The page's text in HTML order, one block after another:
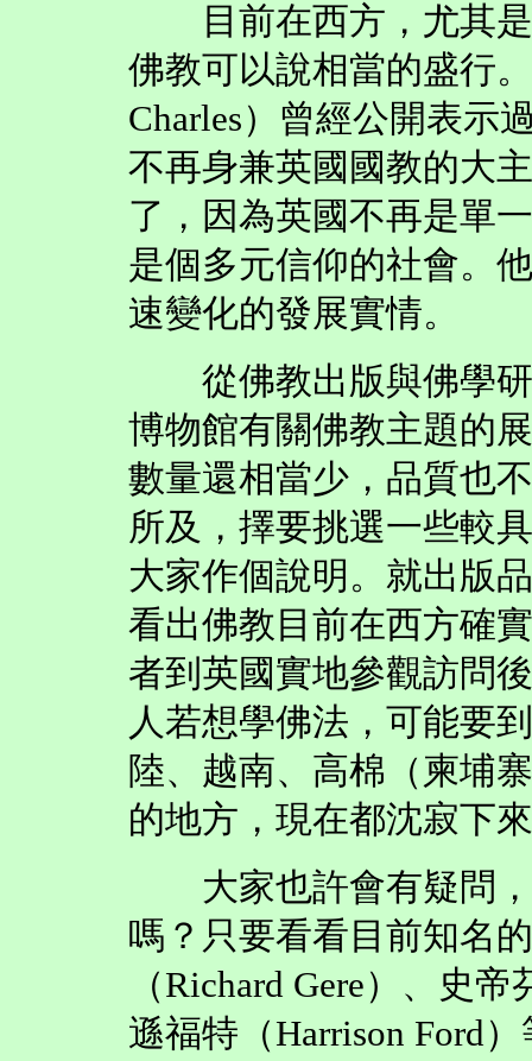
目前在西方，尤其是
佛教可以說相當的盛行
Charles）曾經公開表示
不再身兼英國國教的大
了，因為英國不再是單
是個多元信仰的社會。
速變化的發展實情。
從佛教出版與佛學研
博物館有關佛教主題的
數量還相當少，品質也
所及，擇要挑選一些較
大家作個說明。就出版
看出佛教目前在西方確
者到英國實地參觀訪問
人若想學佛法，可能要
陸、越南、高棉（柬埔
的地方，現在都沈寂下
大家也許會有疑問，
嗎？只要看看目前知名
（Richard Gere）、史
遜福特（Harrison Ford